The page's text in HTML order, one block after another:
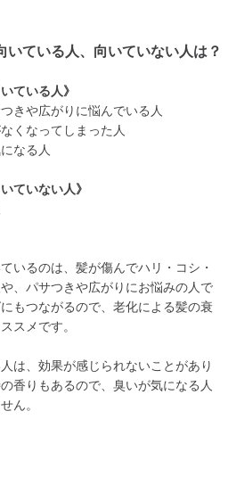
いている人、向いていない人は？
ている人》
きや広がりに悩んでいる人
くなってしまった人
なる人
ていない人》
いるのは、髪が傷んでハリ・コシ・
、パサつきや広がりにお悩みの人で
もつながるので、老化による髪の衰
スメです。
は、効果が感じられないことがあり
香りもあるので、臭いが気になる人
ん。